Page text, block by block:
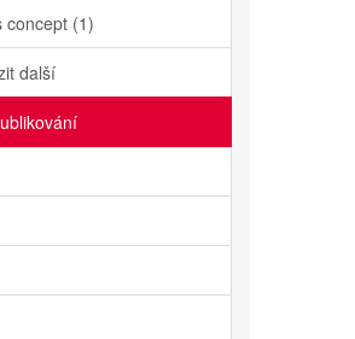
concept (1)
další